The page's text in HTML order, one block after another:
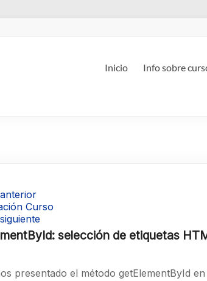
Inicio Info sobre
Curso
selección de etiquetas
presentado el método getElementById